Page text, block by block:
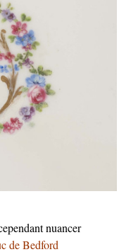
nuancer
de Bedford